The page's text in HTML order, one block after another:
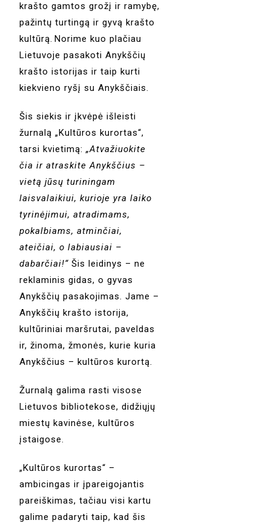
krašto gamtos grožį ir ramybę,
pažintų turtingą ir gyvą krašto
kultūrą.Norime kuo plačiau
Lietuvoje pasakoti Anykščių
krašto istorijas ir taip kurti
kiekvieno ryšį su Anykščiais.
Šis siekis ir įkvėpė išleisti
žurnalą „Kultūros kurortas“,
tarsi kvietimą:„Atvažiuokite
čia ir atraskite Anykščius –
vietą jūsų turiningam
laisvalaikiui, kurioje yra laiko
tyrinėjimui, atradimams,
pokalbiams, atminčiai,
ateičiai, o labiausiai –
dabarčiai!“Šis leidinys – ne
reklaminis gidas, o gyvas
Anykščių pasakojimas. Jame –
Anykščių krašto istorija,
kultūriniai maršrutai, paveldas
ir, žinoma, žmonės, kurie kuria
Anykščius – kultūros kurortą.
Žurnalą galima rasti visose
Lietuvos bibliotekose, didžiųjų
miestų kavinėse, kultūros
įstaigose.
„Kultūros kurortas“ –
ambicingas ir įpareigojantis
pareiškimas, tačiau visi kartu
galime padaryti taip, kad šis